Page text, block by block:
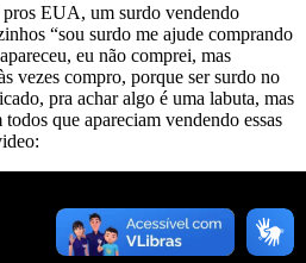
EUA, um surdo vendendo
“sou surdo me ajude comprando
eu não comprei, mas
vezes compro, porque ser surdo no
pra achar algo é uma labuta, mas
que apareciam vendendo essas